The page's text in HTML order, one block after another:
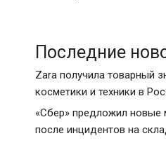
Последние
Zara получила товарный
косметики и техники в
«Сбер» предложил
после инцидентов на